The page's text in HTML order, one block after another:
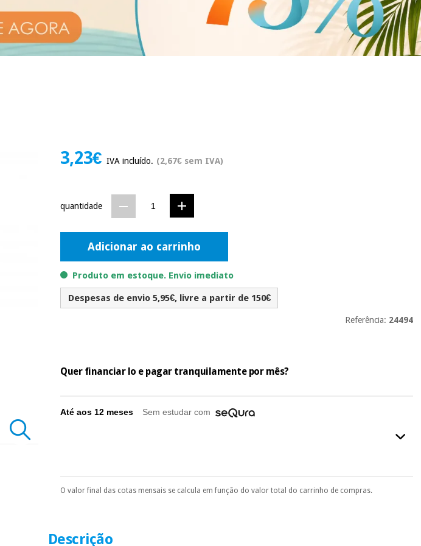
3,23€IVA incluído. (2,67€ sem IVA)
quantidade
Adicionar ao carrinho
Produto em estoque. Envio imediato
Despesas de envio 5,95€, livre a partir de 150€
Referência: 24494
Quer financiar lo e pagar tranquilamente por mês?
Até aos 12 meses Sem estudar com
Pode escolhê-lo no final do processo de compra, ao escolher o método de pagamento.
É gratuito para si
O valor final das cotas mensais se calcula em função do valor total do carrinho de compras.
Descrição